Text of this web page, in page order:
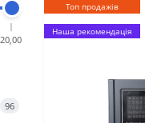
20,00
96
Топ продажів
Наша рекомендація